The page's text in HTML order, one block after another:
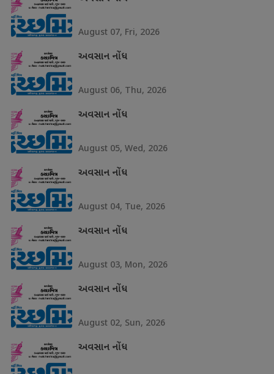
August 07, Fri, 2026
અવસાન નોંધ
August 06, Thu, 2026
અવસાન નોંધ
August 05, Wed, 2026
અવસાન નોંધ
August 04, Tue, 2026
અવસાન નોંધ
August 03, Mon, 2026
અવસાન નોંધ
August 02, Sun, 2026
અવસાન નોંધ